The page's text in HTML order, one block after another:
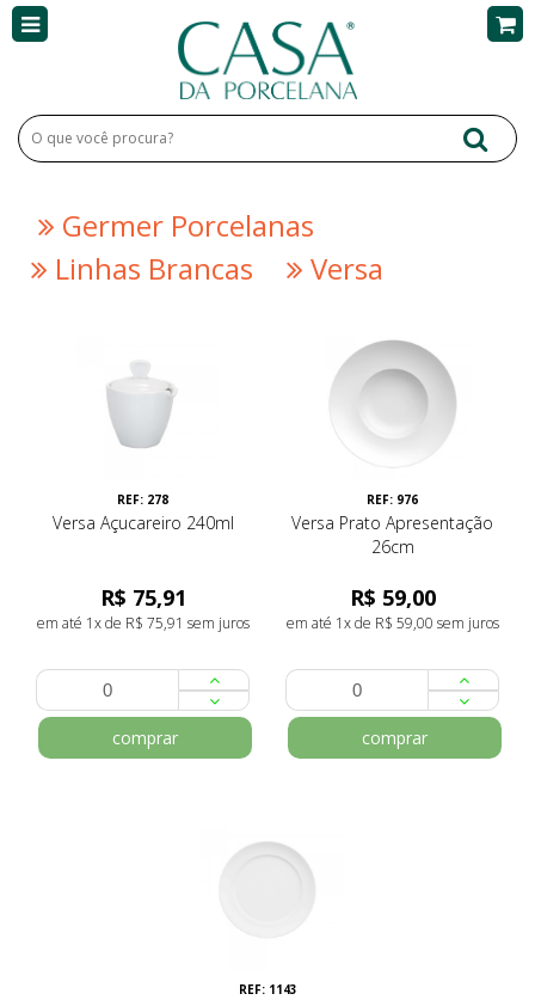
Germer Porcelanas
Linhas Brancas
Versa
REF: 278
Versa Açucareiro 240ml
R$ 75,91
em até 1x de R$ 75,91 sem juros
comprar
REF: 976
Versa Prato Apresentação
26cm
R$ 59,00
em até 1x de R$ 59,00 sem juros
comprar
REF: 1143